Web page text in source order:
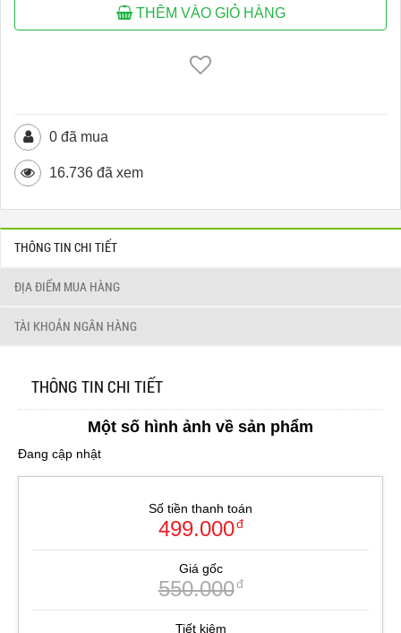
THÊM VÀO GIỎ HÀNG
0 đã mua
16.736 đã xem
THÔNG TIN CHI TIẾT
ĐỊA ĐIỂM MUA HÀNG
TÀI KHOẢN NGÂN HÀNG
THÔNG TIN CHI TIẾT
Một số hình ảnh về sản phẩm
Đang cập nhật
Số tiền thanh toán
499.000đ
Giá gốc
550.000đ
Tiết kiệm